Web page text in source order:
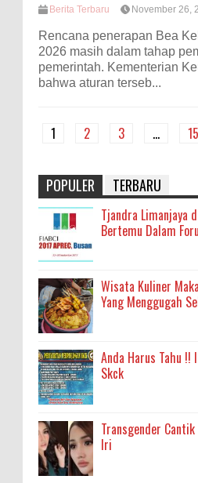
Berita Terbaru November 26,
Rencana penerapan Bea
2026 masih dalam tahap
pemerintah. Kementerian
bahwa aturan terseb...
1 2 3 … 15
POPULER TERBARU
Tjandra Limanjaya
Bertemu Dalam
Wisata Kuliner
Yang Menggugah
Anda Harus Tahu !!
Skck
Transgender
Iri